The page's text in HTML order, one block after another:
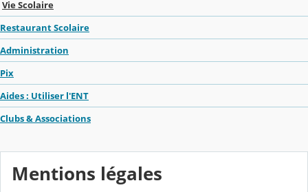
Vie Scolaire
Restaurant Scolaire
Administration
Pix
Aides : Utiliser l'ENT
Clubs & Associations
Mentions légales